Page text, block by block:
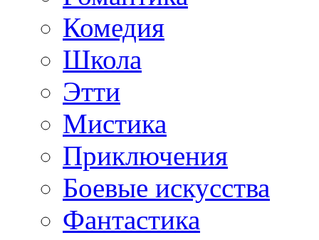
Комедия
Школа
Этти
Мистика
Приключения
Боевые искусства
Фантастика